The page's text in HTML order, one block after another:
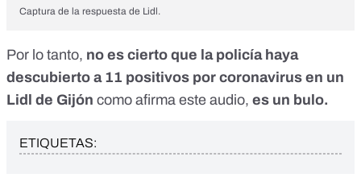
Captura de la respuesta de Lidl.
Por lo tanto, no es cierto que la policía haya
descubierto a 11 positivos por coronavirus en un
Lidl de Gijón como afirma este audio, es un bulo.
ETIQUETAS: